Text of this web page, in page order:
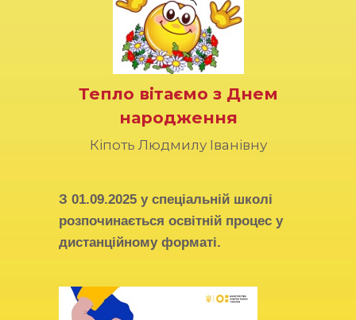
Тепло вітаємо з Днем
народження
Кіпоть Людмилу Іванівну
З 01.09.2025 у спеціальній школі
розпочинається освітній процес у
дистанційному форматі.